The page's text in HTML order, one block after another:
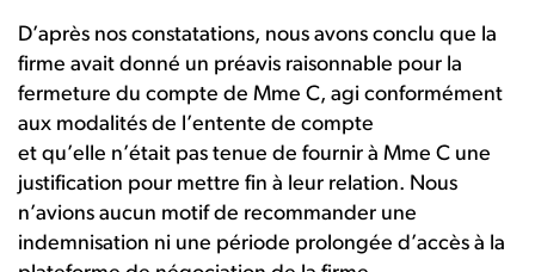
D’après nos constatations, nous avons conclu que la
firme avait donné un préavis raisonnable pour la
fermeture du compte de Mme C, agi conformément
aux modalités de l’entente de compte
et qu’elle n’était pas tenue de fournir à Mme C une
justification pour mettre fin à leur relation. Nous
n’avions aucun motif de recommander une
indemnisation ni une période prolongée d’accès à la